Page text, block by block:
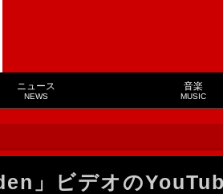
ニュース
NEWS
音楽
MUSIC
」ビデオの